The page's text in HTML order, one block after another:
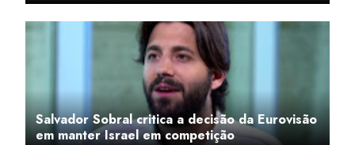
Salvador Sobral critica a decisão da Eurovisão
em manter Israel em competição